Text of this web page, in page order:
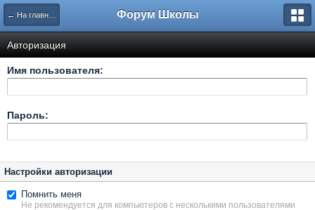
← На главную страницу Форум Школы
Авторизация
Имя пользователя:
Пароль:
Настройки авторизации
Помнить меня
Не рекомендуется для компьютеров с несколькими пользователями